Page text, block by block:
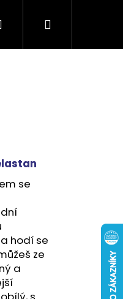
Chovatelské
PřihlášeníNákupní
se
hodí se
ze
a